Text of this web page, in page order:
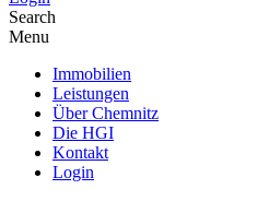
Search
Menu
Immobilien
Leistungen
Über Chemnitz
Die HGI
Kontakt
Login